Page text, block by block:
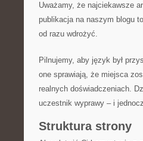
Uważamy, że najciekawsze
publikacja na naszym blogu
od razu wdrożyć.
Pilnujemy, aby język był
one sprawiają, że miejsca
realnych doświadczeniach.
uczestnik wyprawy – i
Struktura strony